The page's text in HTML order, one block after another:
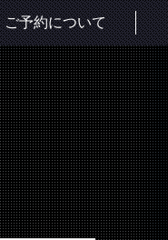
ご予約について